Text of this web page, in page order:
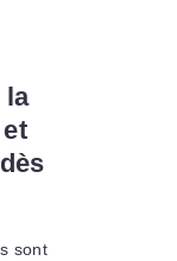
la
sont